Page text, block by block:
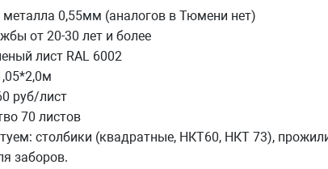
0,55мм (аналогов в Тюмени нет)
от 20-30 лет и более
лист RAL 6002
руб/лист
70 листов
столбики (квадратные, НКТ60, НКТ 73),
заборов.